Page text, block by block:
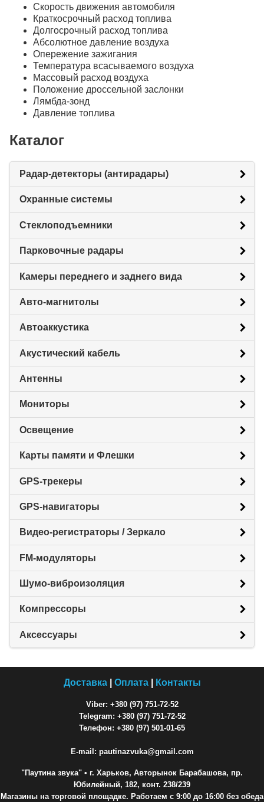
Скорость движения автомобиля
Краткосрочный расход топлива
Долгосрочный расход топлива
Абсолютное давление воздуха
Опережение зажигания
Температура всасываемого воздуха
Массовый расход воздуха
Положение дроссельной заслонки
Лямбда-зонд
Давление топлива
Каталог
Радар-детекторы (антирадары)
Охранные системы
Стеклоподъемники
Парковочные радары
Камеры переднего и заднего вида
Авто-магнитолы
Автоаккустика
Акустический кабель
Антенны
Мониторы
Освещение
Карты памяти и Флешки
GPS-трекеры
GPS-навигаторы
Видео-регистраторы / Зеркало
FM-модуляторы
Шумо-виброизоляция
Компрессоры
Аксессуары
Доставка| Оплата| Контакты
Viber: +380 (97) 751-72-52
Telegram: +380 (97) 751-72-52
Телефон: +380 (97) 501-01-65
E-mail: pautinazvuka@gmail.com
"Паутина звука" • г. Харьков, Авторынок Барабашова, пр.
Юбилейный, 182, конт. 238/239
Магазины на торговой площадке. Работаем с 9:00 до 16:00 без обеда